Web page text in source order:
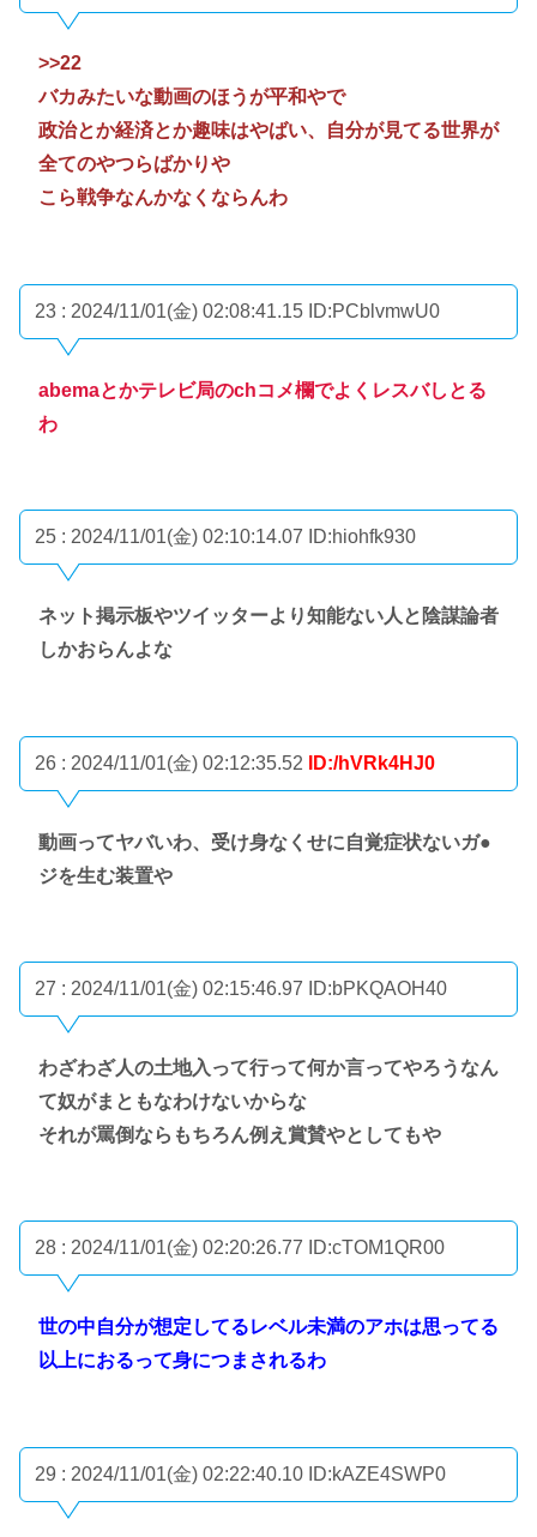
>>22
バカみたいな動画のほうが平和やで
政治とか経済とか趣味はやばい、自分が見てる世界が
全てのやつらばかりや
こら戦争なんかなくならんわ
23 : 2024/11/01(金) 02:08:41.15 ID:PCblvmwU0
abemaとかテレビ局のchコメ欄でよくレスバしとる
わ
25 : 2024/11/01(金) 02:10:14.07 ID:hiohfk930
ネット掲示板やツイッターより知能ない人と陰謀論者
しかおらんよな
26 : 2024/11/01(金) 02:12:35.52 ID:/hVRk4HJ0
動画ってヤバいわ、受け身なくせに自覚症状ないガ●
ジを生む装置や
27 : 2024/11/01(金) 02:15:46.97 ID:bPKQAOH40
わざわざ人の土地入って行って何か言ってやろうなん
て奴がまともなわけないからな
それが罵倒ならもちろん例え賞賛やとしてもや
28 : 2024/11/01(金) 02:20:26.77 ID:cTOM1QR00
世の中自分が想定してるレベル未満のアホは思ってる
以上におるって身につまされるわ
29 : 2024/11/01(金) 02:22:40.10 ID:kAZE4SWP0